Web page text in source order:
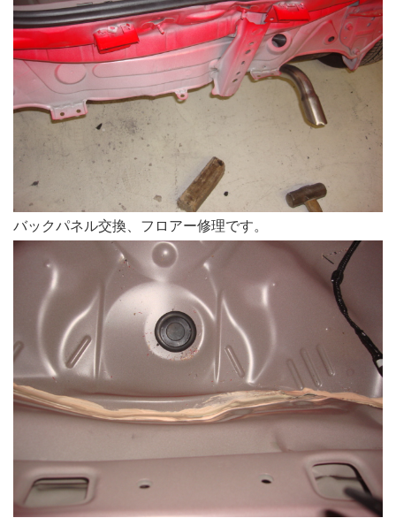
バックパネル交換、フロアー修理です。